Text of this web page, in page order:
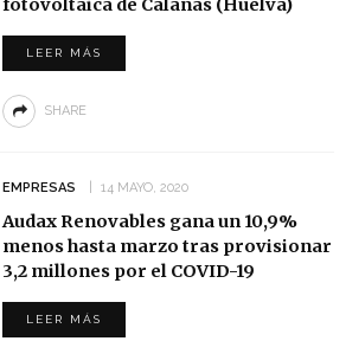
fotovoltaica de Calañas (Huelva)
LEER MÁS
SHARE
EMPRESAS 14 MAYO, 2020
Audax Renovables gana un 10,9%
menos hasta marzo tras provisionar
3,2 millones por el COVID-19
LEER MÁS